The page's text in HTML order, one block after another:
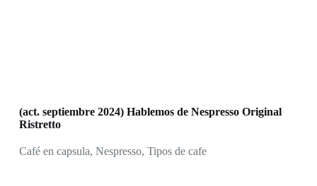
(act. septiembre 2024) Hablemos de Nespresso Original
Ristretto
Café en capsula, Nespresso, Tipos de cafe